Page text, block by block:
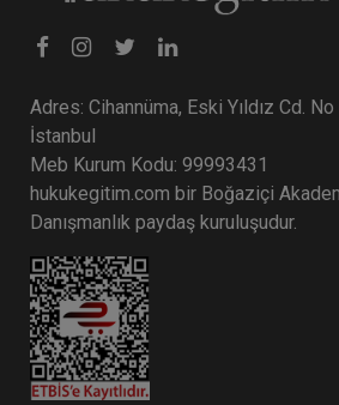
Adres: Cihannüma, Eski Yıldız Cd.
İstanbul
Meb Kurum Kodu: 99993431
hukukegitim.com bir Boğaziçi
Danışmanlık paydaş kuruluşudur.